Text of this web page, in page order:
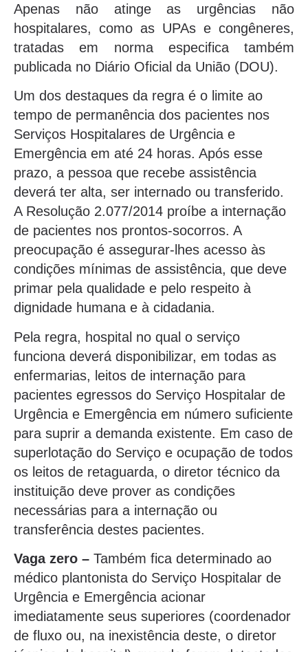
Apenas não atinge as urgências não
hospitalares, como as UPAs e congêneres,
tratadas em norma especifica também
publicada no Diário Oficial da União (DOU).
Um dos destaques da regra é o limite ao
tempo de permanência dos pacientes nos
Serviços Hospitalares de Urgência e
Emergência em até 24 horas. Após esse
prazo, a pessoa que recebe assistência
deverá ter alta, ser internado ou transferido.
A Resolução 2.077/2014 proíbe a internação
de pacientes nos prontos-socorros. A
preocupação é assegurar-lhes acesso às
condições mínimas de assistência, que deve
primar pela qualidade e pelo respeito à
dignidade humana e à cidadania.
Pela regra, hospital no qual o serviço
funciona deverá disponibilizar, em todas as
enfermarias, leitos de internação para
pacientes egressos do Serviço Hospitalar de
Urgência e Emergência em número suficiente
para suprir a demanda existente. Em caso de
superlotação do Serviço e ocupação de todos
os leitos de retaguarda, o diretor técnico da
instituição deve prover as condições
necessárias para a internação ou
transferência destes pacientes.
Vaga zero – Também fica determinado ao
médico plantonista do Serviço Hospitalar de
Urgência e Emergência acionar
imediatamente seus superiores (coordenador
de fluxo ou, na inexistência deste, o diretor